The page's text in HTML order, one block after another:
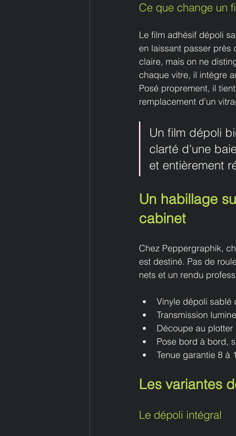
Ce que change un
Le film adhésif dépoli
en laissant passer près
claire, mais on ne
chaque vitre, il intègre
Posé proprement, il
remplacement d'un
Un film dépoli
clarté d'une
et entièrement
Un habillage
cabinet
Chez Peppergraphik,
est destiné. Pas de
nets et un rendu
Vinyle dépoli sablé
Transmission
Découpe au
Pose bord à bord,
Tenue garantie 8 à
Les variantes
Le dépoli intégral